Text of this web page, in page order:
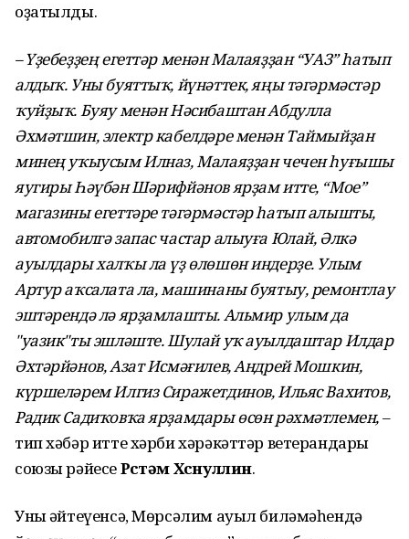
оҙатылды.
– Үҙебеҙҙең егеттәр менән Малаяҙҙан “УАЗ” һатып
алдыҡ. Уны буяттыҡ, йүнәттек, яңы тәгәрмәстәр
ҡуйҙыҡ. Буяу менән Нәсибаштан Абдулла
Әхмәтшин, электр кабелдәре менән Таймыйҙан
минең уҡыусым Илназ, Малаяҙҙан чечен һуғышы
яугиры Һәүбән Шәрифйәнов ярҙам итте, “Мое”
магазины егеттәре тәгәрмәстәр һатып алышты,
автомобилгә запас частар алыуға Юлай, Әлкә
ауылдары халҡы ла үҙ өлөшөн индерҙе. Улым
Артур аҡсалата ла, машинаны буятыу, ремонтлау
эштәрендә лә ярҙамлашты. Альмир улым да
"уазик"ты эшләште. Шулай уҡ ауылдаштар Илдар
Әхтәрйәнов, Азат Исмәғилев, Андрей Мошкин,
күршеләрем Илгиз Сиражетдинов, Ильяс Вахитов,
Радик Садиҡовҡа ярҙамдары өсөн рәхмәтлемен,–
тип хәбәр итте хәрби хәрәкәттәр ветерандары
союзы рәйесеРөстәм Хөснуллин.
Уның әйтеүенсә, Мөрсәлим ауыл биләмәһендә